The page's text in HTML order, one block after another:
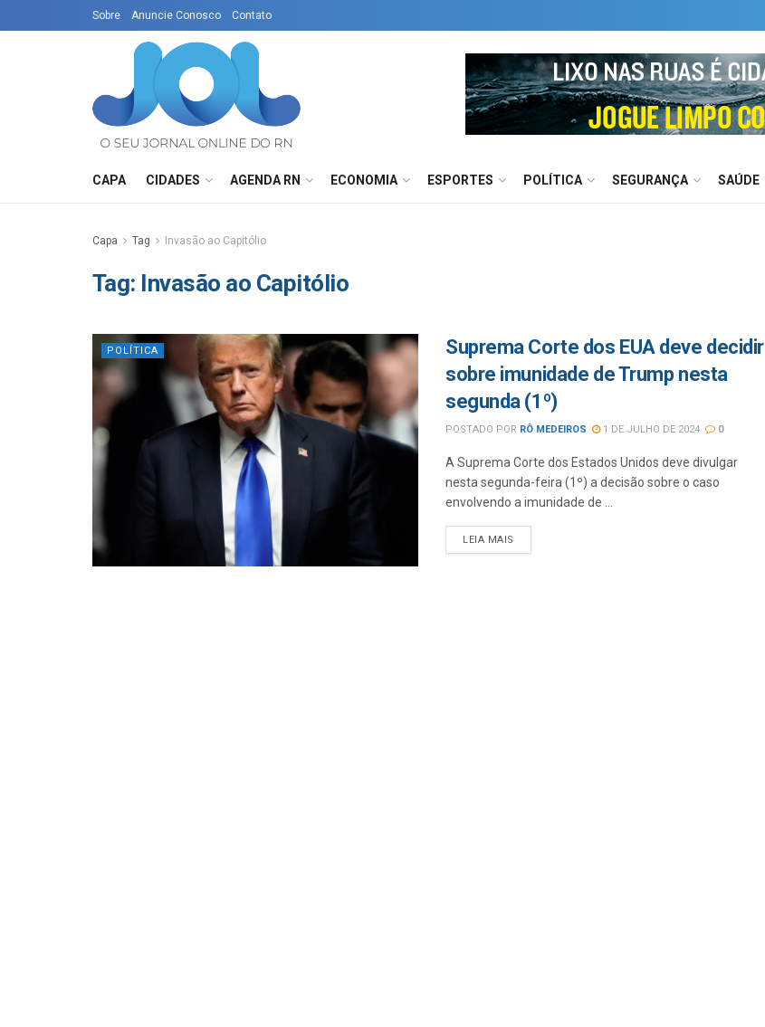
Sobre Anuncie Conosco Contato
CAPA CIDADES AGENDA RN ECONOMIA ESPORTES POLÍTICA SEGURANÇA SAÚDE
Capa Tag Invasão ao Capitólio
Tag: Invasão ao Capitólio
POLÍTICA
Suprema Corte dos EUA deve decidir
sobre imunidade de Trump nesta
segunda (1º)
POSTADO POR RÔ MEDEIROS 1 DE JULHO DE 2024 0
A Suprema Corte dos Estados Unidos deve divulgar
nesta segunda-feira (1º) a decisão sobre o caso
envolvendo a imunidade de ...
LEIA MAIS